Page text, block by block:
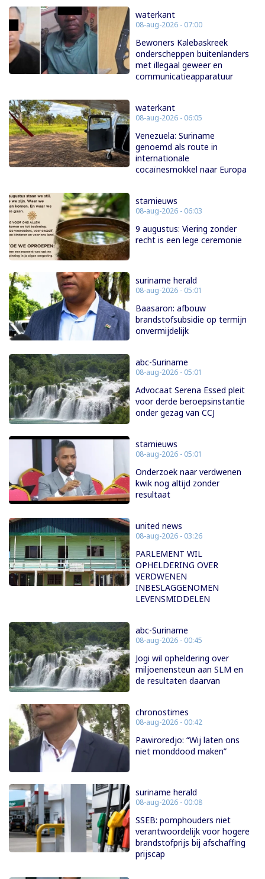
waterkant
08-aug-2026 - 07:00
Bewoners Kalebaskreek
onderscheppen buitenlanders
met illegaal geweer en
communicatieapparatuur
waterkant
08-aug-2026 - 06:05
Venezuela: Suriname
genoemd als route in
internationale
cocaïnesmokkel naar Europa
starnieuws
08-aug-2026 - 06:03
9 augustus: Viering zonder
recht is een lege ceremonie
suriname herald
08-aug-2026 - 05:01
Baasaron: afbouw
brandstofsubsidie op termijn
onvermijdelijk
abc-Suriname
08-aug-2026 - 05:01
Advocaat Serena Essed pleit
voor derde beroepsinstantie
onder gezag van CCJ
starnieuws
08-aug-2026 - 05:01
Onderzoek naar verdwenen
kwik nog altijd zonder
resultaat
united news
08-aug-2026 - 03:26
PARLEMENT WIL
OPHELDERING OVER
VERDWENEN
INBESLAGGENOMEN
LEVENSMIDDELEN
abc-Suriname
08-aug-2026 - 00:45
Jogi wil opheldering over
miljoenensteun aan SLM en
de resultaten daarvan
chronostimes
08-aug-2026 - 00:42
Pawiroredjo: “Wij laten ons
niet monddood maken”
suriname herald
08-aug-2026 - 00:08
SSEB: pomphouders niet
verantwoordelijk voor hogere
brandstofprijs bij afschaffing
prijscap